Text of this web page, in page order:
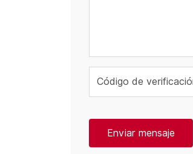
Código de
Enviar mensaje